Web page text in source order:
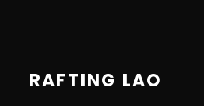
RAFTING LAO